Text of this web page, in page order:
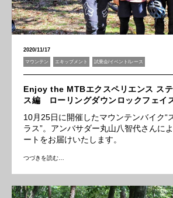
2020/11/17
マウンテン エキップメント 試乗会/イベント/レース
Enjoy the MTBエクスペリエンス ス
ス編 ローリングダウンロックフェイ
10月25日に開催したマウンテンバイク“
ラス”。アンバサダー丸山八智代さんに
ートをお届けいたします。
つづきを読む…